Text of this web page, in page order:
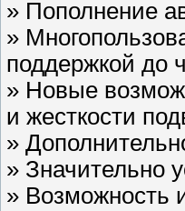
» Пополнение
»
поддержкой до
» Новые
и жесткости
»
» Значительно
» Возможность